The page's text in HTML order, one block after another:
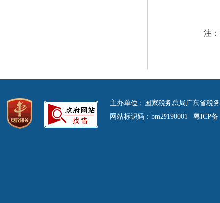
注
主办单位：国家税务总局广东省税
网站标识码：bm29190001 粤ICP